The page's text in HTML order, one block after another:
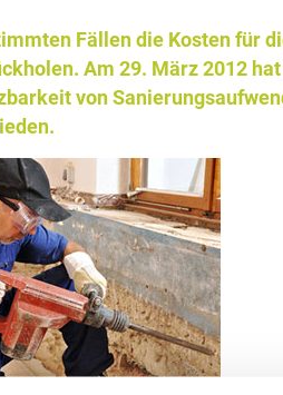
Fällen die Kosten für
Am 29. März 2012
von